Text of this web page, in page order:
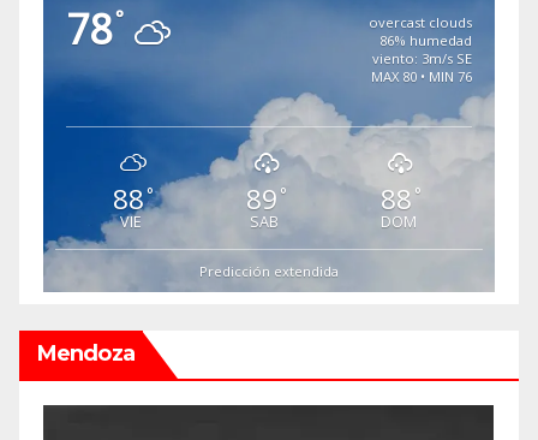
78°
overcast clouds
86% humedad
viento: 3m/s SE
MAX 80 • MIN 76
88 °
VIE
89 °
SAB
88 °
DOM
Predicción extendida
Mendoza